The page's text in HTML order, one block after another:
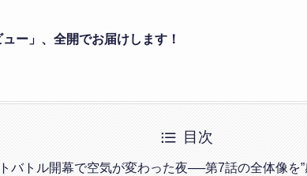
ー」、全開でお届けします！
目次
バトル開幕で空気が変わった夜──第7話の全体像を”